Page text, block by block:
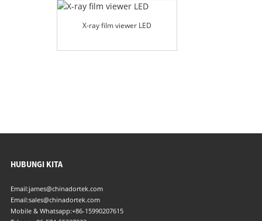
X-ray film viewer LED
HUBUNGI KITA
Email:james@chinadortek.com
Email:sales@chinadortek.com
Mobile & Whatsapp:+86-15990207615